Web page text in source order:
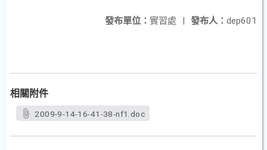
發布人： dep601
發布單位： 實習處 |
相關附件
2009-9-14-16-41-38-nf1.doc